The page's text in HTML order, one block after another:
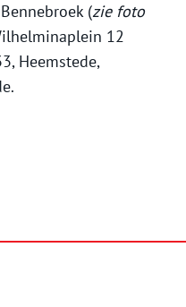
(zie foto
12
Heemstede,